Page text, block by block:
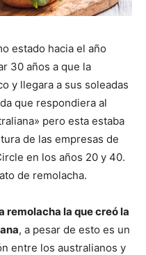
estado hacia el año
30 años a que la
y llegara a sus soleadas
que respondiera al
pero esta estaba
de las empresas de
en los años 20 y 40.
de remolacha.
remolacha la que creó la
, a pesar de esto es un
entre los australianos y